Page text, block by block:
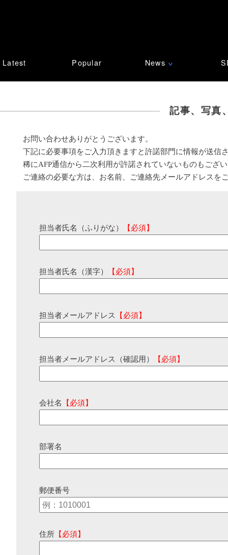
Latest Popular News ∨
記事、写真
お問い合わせありがとうございます。
下記に必要事項をご入力頂きますと許諾部門に情報が送信
稀にAFP通信から二次利用が許諾されていないものもござ
ご連絡の必要な方は、お名前、ご連絡先メールアドレスを
担当者氏名（ふりがな） 【必須】
担当者氏名（漢字） 【必須】
担当者メールアドレス 【必須】
担当者メールアドレス（確認用） 【必須】
会社名 【必須】
部署名
郵便番号
住所 【必須】